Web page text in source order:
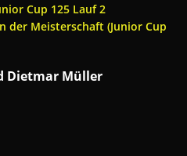
Cup 125 Lauf 2
der Meisterschaft (Junior Cup
Dietmar Müller